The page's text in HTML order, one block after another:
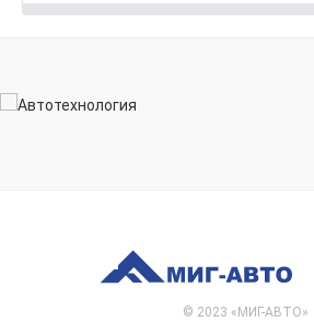
© 2023 «МИГ-АВТО»